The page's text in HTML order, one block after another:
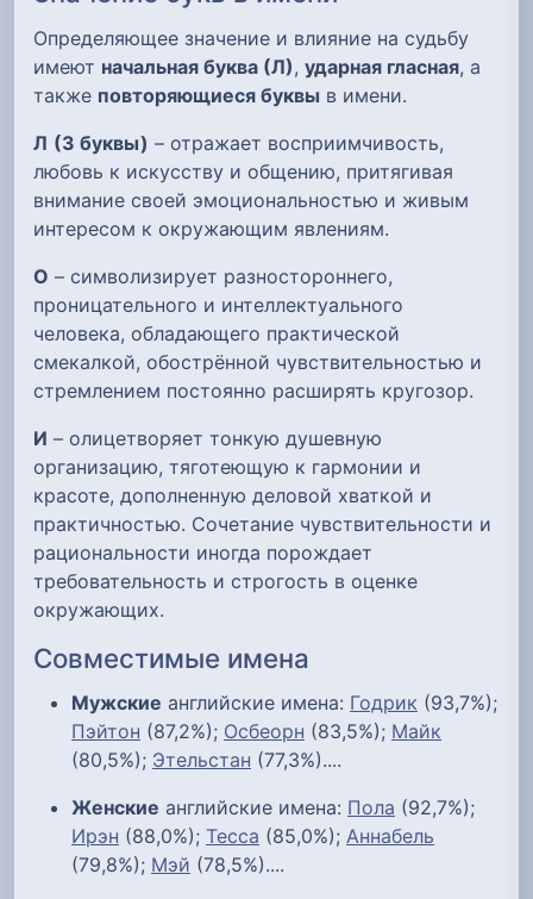
Определяющее значение и влияние на судьбу
имеют начальная буква (Л), ударная гласная, а
также повторяющиеся буквы в имени.
Л (3 буквы) – отражает восприимчивость,
любовь к искусству и общению, притягивая
внимание своей эмоциональностью и живым
интересом к окружающим явлениям.
О – символизирует разностороннего,
проницательного и интеллектуального
человека, обладающего практической
смекалкой, обострённой чувствительностью и
стремлением постоянно расширять кругозор.
И – олицетворяет тонкую душевную
организацию, тяготеющую к гармонии и
красоте, дополненную деловой хваткой и
практичностью. Сочетание чувствительности и
рациональности иногда порождает
требовательность и строгость в оценке
окружающих.
Совместимые имена
Мужские английские имена: Годрик (93,7%);
Пэйтон (87,2%); Осбеорн (83,5%); Майк
(80,5%); Этельстан (77,3%)....
Женские английские имена: Пола (92,7%);
Ирэн (88,0%); Тесса (85,0%); Аннабель
(79,8%); Мэй (78,5%)....